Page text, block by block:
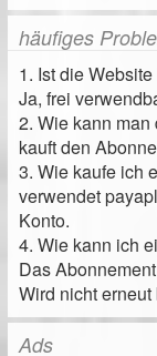
häufiges
1. Ist die
Ja, frei
2. Wie kann
kauft den
3. Wie kaufe ich
verwendet
Konto.
4. Wie kann ich
Das
Wird nicht erneut
Ads